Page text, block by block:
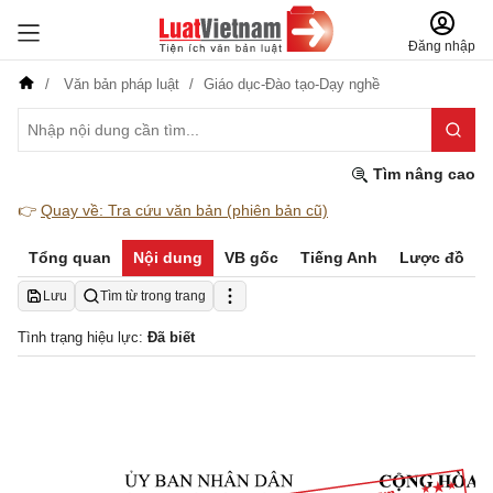
Đăng nhập
Văn bản pháp luật Giáo dục-Đào tạo-Dạy nghề
Tìm nâng cao
👉 Quay về: Tra cứu văn bản (phiên bản cũ)
Tổng quan Nội dung VB gốc Tiếng Anh Lược đồ
Lưu Tìm từ trong trang
Tình trạng hiệu lực: Đã biết